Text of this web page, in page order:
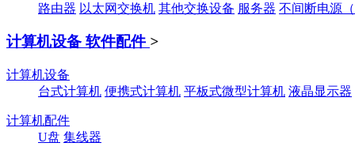
路由器 以太网交换机 其他交换设备 服务器 不间断电源
计算机设备 软件配件 >
计算机设备
台式计算机 便携式计算机 平板式微型计算机 液晶显示器
计算机配件
U盘 集线器